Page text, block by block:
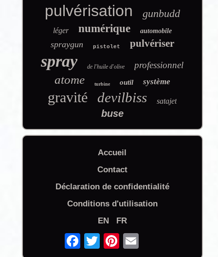
pulvérisation gunbudd
léger numérique automobile
spraygun pistolet pulvériser
spray de l'huile d'olive professionnel
atome turbine outil système
gravité devilbiss satajet
buse
Accueil
Contact
Déclaration de confidentialité
Conditions d'utilisation
EN
FR